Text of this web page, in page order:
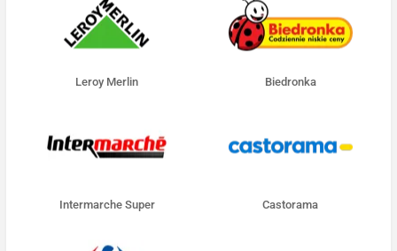
Leroy Merlin Biedronka
Intermarche Super Castorama